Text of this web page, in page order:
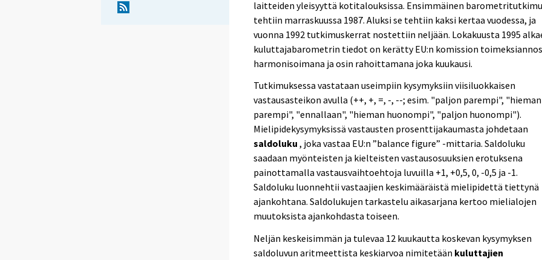
laitteiden yleisyyttä kotitalouksissa. Ensimmäinen
tehtiin marraskuussa 1987. Aluksi se tehtiin kaksi kertaa vuodessa, ja
vuonna 1992 tutkimuskerrat nostettiin neljään. Lokakuusta 1995
kuluttajabarometrin tiedot on kerätty EU:n komission
harmonisoimana ja osin rahoittamana joka kuukausi.
Tutkimuksessa vastataan useimpiin kysymyksiin viisiluokkaisen
vastausasteikon avulla (++, +, =, -, --; esim. "paljon parempi", "hieman
parempi", "ennallaan", "hieman huonompi", "paljon huonompi").
Mielipidekysymyksissä vastausten prosenttijakaumasta johdetaan
saldoluku , joka vastaa EU:n ”balance figure” -mittaria. Saldoluku
saadaan myönteisten ja kielteisten vastausosuuksien erotuksena
painottamalla vastausvaihtoehtoja luvuilla +1, +0,5, 0, -0,5 ja -1.
Saldoluku luonnehtii vastaajien keskimääräistä mielipidettä tiettynä
ajankohtana. Saldolukujen tarkastelu aikasarjana kertoo mielialojen
muutoksista ajankohdasta toiseen.
Neljän keskeisimmän ja tulevaa 12 kuukautta koskevan kysymyksen
saldoluvun aritmeettista keskiarvoa nimitetään kuluttajien